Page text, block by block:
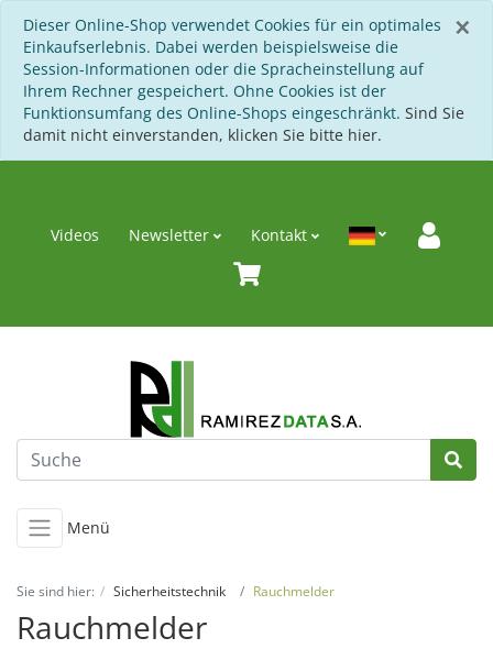
×
Dieser Online-Shop verwendet Cookies für ein optimales
Einkaufserlebnis. Dabei werden beispielsweise die
Session-Informationen oder die Spracheinstellung auf
Ihrem Rechner gespeichert. Ohne Cookies ist der
Funktionsumfang des Online-Shops eingeschränkt. Sind Sie
damit nicht einverstanden, klicken Sie bitte hier.
Videos Newsletter Kontakt
Menü
Sie sind hier: Sicherheitstechnik Rauchmelder
Rauchmelder